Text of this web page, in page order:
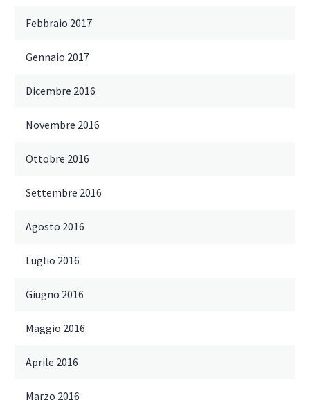
Febbraio 2017
Gennaio 2017
Dicembre 2016
Novembre 2016
Ottobre 2016
Settembre 2016
Agosto 2016
Luglio 2016
Giugno 2016
Maggio 2016
Aprile 2016
Marzo 2016